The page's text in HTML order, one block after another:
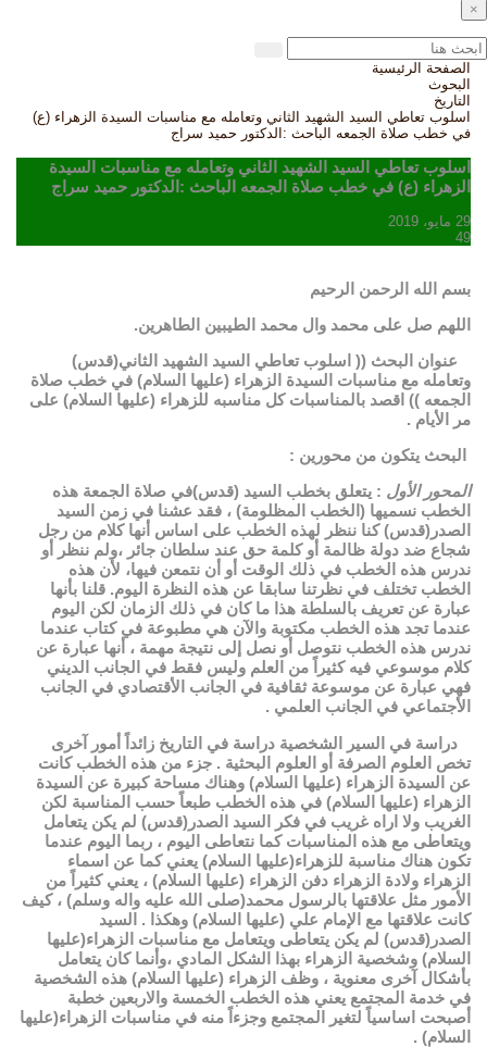
×
الصفحة الرئيسية
البحوث
التاريخ
اسلوب تعاطي السيد الشهيد الثاني وتعامله مع مناسبات السيدة الزهراء (ع)
في خطب صلاة الجمعه الباحث :الدكتور حميد سراج
اسلوب تعاطي السيد الشهيد الثاني وتعامله مع مناسبات السيدة
الزهراء (ع) في خطب صلاة الجمعه الباحث :الدكتور حميد سراج
29 مايو، 2019
49
بسم الله الرحمن الرحيم
اللهم صل على محمد وال محمد الطيبين الطاهرين.
عنوان البحث (( اسلوب تعاطي السيد الشهيد الثاني(قدس)
وتعامله مع مناسبات السيدة الزهراء (عليها السلام) في خطب صلاة
الجمعه )) اقصد بالمناسبات كل مناسبه للزهراء (عليها السلام) على
مر الأيام .
البحث يتكون من محورين :
المحور الأول : يتعلق بخطب السيد (قدس)في صلاة الجمعة هذه
الخطب نسميها (الخطب المظلومة) ، فقد عشنا في زمن السيد
الصدر(قدس) كنا ننظر لهذه الخطب على اساس أنها كلام من رجل
شجاع ضد دولة ظالمة أو كلمة حق عند سلطان جائر ،ولم ننظر أو
ندرس هذه الخطب في ذلك الوقت أو أن نتمعن فيها، لأن هذه
الخطب تختلف في نظرتنا سابقا عن هذه النظرة اليوم. قلنا بأنها
عبارة عن تعريف بالسلطة هذا ما كان في ذلك الزمان لكن اليوم
عندما تجد هذه الخطب مكتوبة والآن هي مطبوعة في كتاب عندما
ندرس هذه الخطب نتوصل أو نصل إلى نتيجة مهمة ، أنها عبارة عن
كلام موسوعي فيه كثيراً من العلم وليس فقط في الجانب الديني
فهي عبارة عن موسوعة ثقافية في الجانب الأقتصادي في الجانب
الأجتماعي في الجانب العلمي .
دراسة في السير الشخصية دراسة في التاريخ زائداً أمور آخرى
تخص العلوم الصرفة أو العلوم البحثية . جزء من هذه الخطب كانت
عن السيدة الزهراء (عليها السلام) وهناك مساحة كبيرة عن السيدة
الزهراء (عليها السلام) في هذه الخطب طبعاً حسب المناسبة لكن
الغريب ولا اراه غريب في فكر السيد الصدر(قدس) لم يكن يتعامل
ويتعاطى مع هذه المناسبات كما نتعاطى اليوم ، ربما اليوم عندما
تكون هناك مناسبة للزهراء(عليها السلام) يعني كما عن اسماء
الزهراء ولادة الزهراء دفن الزهراء (عليها السلام) ، يعني كثيراً من
الأمور مثل علاقتها بالرسول محمد(صلى الله عليه واله وسلم) ، كيف
كانت علاقتها مع الإمام علي (عليها السلام) وهكذا . السيد
الصدر(قدس) لم يكن يتعاطى ويتعامل مع مناسبات الزهراء(عليها
السلام) وشخصية الزهراء بهذا الشكل المادي ،وأنما كان يتعامل
بأشكال آخرى معنوية ، وظف الزهراء (عليها السلام) هذه الشخصية
في خدمة المجتمع يعني هذه الخطب الخمسة والاربعين خطبة
أصبحت اساسياً لتغير المجتمع وجزءاً منه في مناسبات الزهراء(عليها
السلام) .